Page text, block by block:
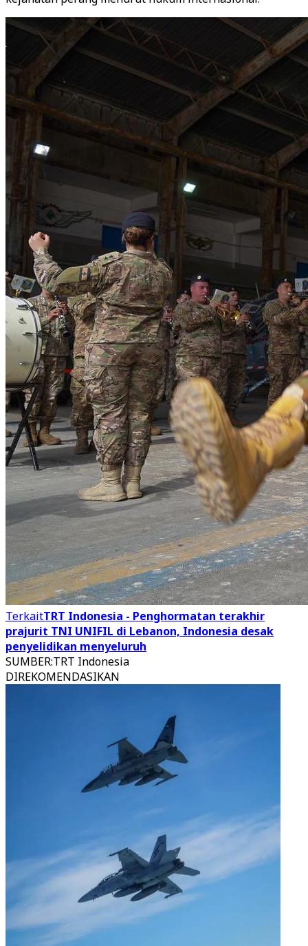
TerkaitTRT Indonesia - Penghormatan terakhir
prajurit TNI UNIFIL di Lebanon, Indonesia desak
penyelidikan menyeluruh
SUMBER:TRT Indonesia
DIREKOMENDASIKAN